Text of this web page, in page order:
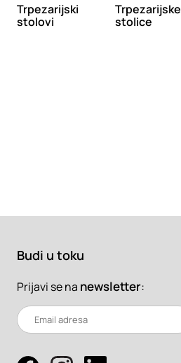
Trpezarijski
stolovi
Trpezarijske
stolice
Budi u toku
Prijavi se na newsletter: